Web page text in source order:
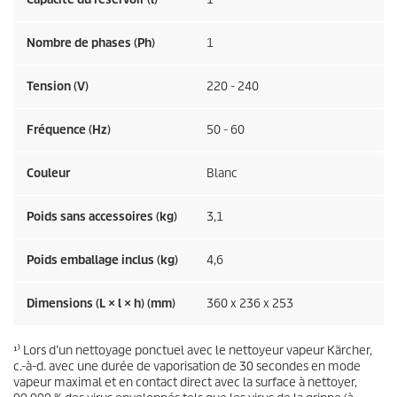
Nombre de phases (Ph) 1
Tension (V) 220 - 240
Fréquence (Hz) 50 - 60
Couleur Blanc
Poids sans accessoires (kg) 3,1
Poids emballage inclus (kg) 4,6
Dimensions (L × l × h) (mm) 360 x 236 x 253
¹⁾ Lors d’un nettoyage ponctuel avec le nettoyeur vapeur Kärcher,
c.-à-d. avec une durée de vaporisation de 30 secondes en mode
vapeur maximal et en contact direct avec la surface à nettoyer,